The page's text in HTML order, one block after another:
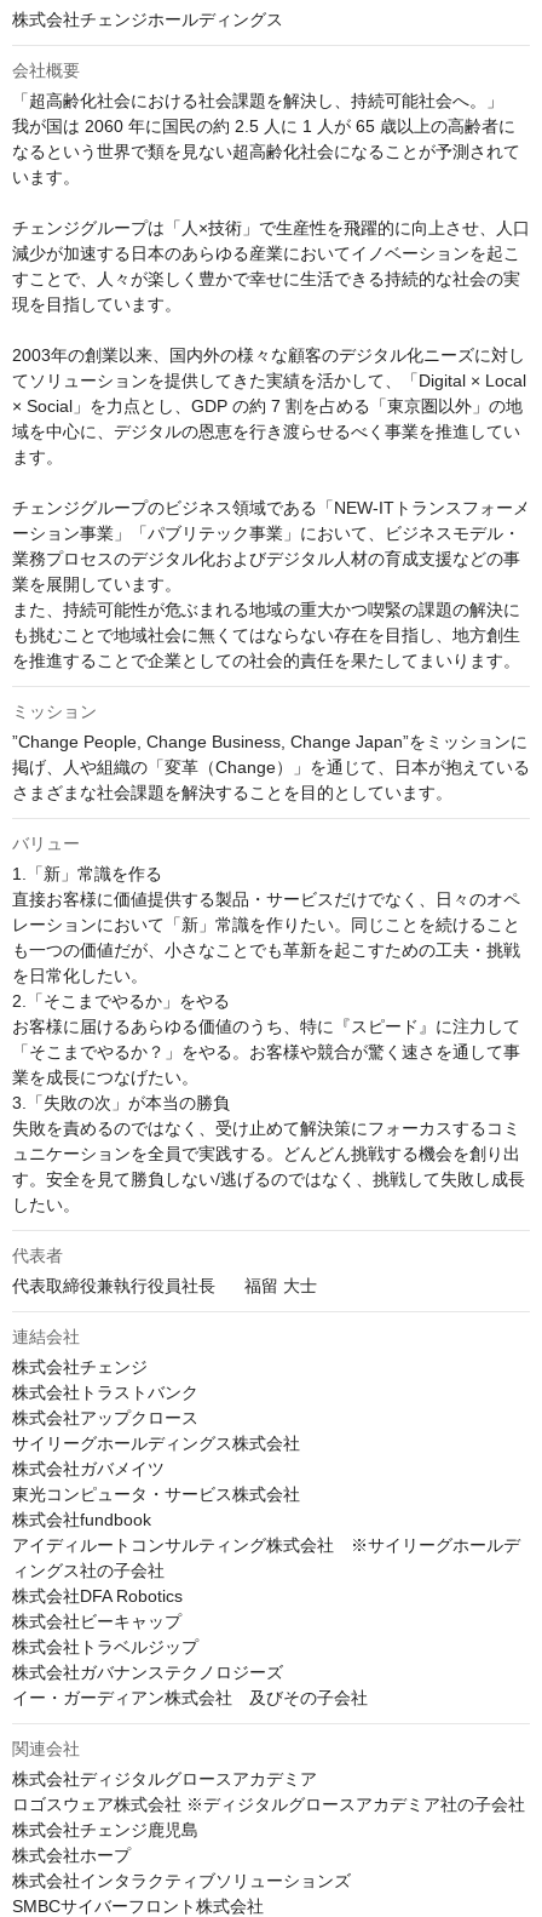
株式会社チェンジホールディングス
会社概要
「超高齢化社会における社会課題を解決し、持続可能社会へ。」
我が国は 2060 年に国民の約 2.5 人に 1 人が 65 歳以上の高齢者に
なるという世界で類を見ない超高齢化社会になることが予測されて
います。
チェンジグループは「人×技術」で生産性を飛躍的に向上させ、人口
減少が加速する日本のあらゆる産業においてイノベーションを起こ
すことで、人々が楽しく豊かで幸せに生活できる持続的な社会の実
現を目指しています。
2003年の創業以来、国内外の様々な顧客のデジタル化ニーズに対し
てソリューションを提供してきた実績を活かして、「Digital × Local
× Social」を力点とし、GDP の約 7 割を占める「東京圏以外」の地
域を中心に、デジタルの恩恵を行き渡らせるべく事業を推進してい
ます。
チェンジグループのビジネス領域である「NEW-ITトランスフォーメ
ーション事業」「パブリテック事業」において、ビジネスモデル・
業務プロセスのデジタル化およびデジタル人材の育成支援などの事
業を展開しています。
また、持続可能性が危ぶまれる地域の重大かつ喫緊の課題の解決に
も挑むことで地域社会に無くてはならない存在を目指し、地方創生
を推進することで企業としての社会的責任を果たしてまいります。
ミッション
”Change People, Change Business, Change Japan”をミッションに
掲げ、人や組織の「変革（Change）」を通じて、日本が抱えている
さまざまな社会課題を解決することを目的としています。
バリュー
1.「新」常識を作る
直接お客様に価値提供する製品・サービスだけでなく、日々のオペ
レーションにおいて「新」常識を作りたい。同じことを続けること
も一つの価値だが、小さなことでも革新を起こすための工夫・挑戦
を日常化したい。
2.「そこまでやるか」をやる
お客様に届けるあらゆる価値のうち、特に『スピード』に注力して
「そこまでやるか？」をやる。お客様や競合が驚く速さを通して事
業を成長につなげたい。
3.「失敗の次」が本当の勝負
失敗を責めるのではなく、受け止めて解決策にフォーカスするコミ
ュニケーションを全員で実践する。どんどん挑戦する機会を創り出
す。安全を見て勝負しない/逃げるのではなく、挑戦して失敗し成長
したい。
代表者
代表取締役兼執行役員社長	福留 大士
連結会社
株式会社チェンジ
株式会社トラストバンク
株式会社アップクロース
サイリーグホールディングス株式会社
株式会社ガバメイツ
東光コンピュータ・サービス株式会社
株式会社fundbook
アイディルートコンサルティング株式会社　※サイリーグホールデ
ィングス社の子会社
株式会社DFA Robotics
株式会社ビーキャップ
株式会社トラベルジップ
株式会社ガバナンステクノロジーズ
イー・ガーディアン株式会社　及びその子会社
関連会社
株式会社ディジタルグロースアカデミア
ロゴスウェア株式会社 ※ディジタルグロースアカデミア社の子会社
株式会社チェンジ鹿児島
株式会社ホープ
株式会社インタラクティブソリューションズ
SMBCサイバーフロント株式会社